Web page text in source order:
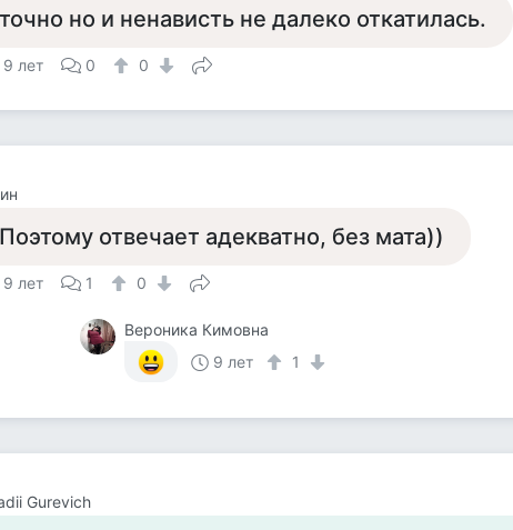
точно но и ненависть не далеко откатилась.
9 лет 0 0
Поэтому отвечает адекватно, без мата))
9 лет 1 0
Вероника Кимовна
9 лет
1
Gurevich